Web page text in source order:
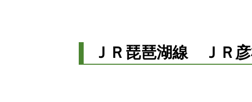
ＪＲ琵琶湖線 ＪＲ